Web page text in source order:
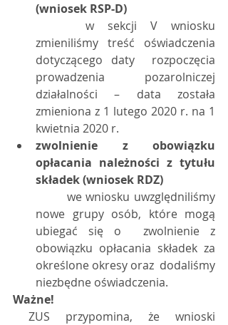
(wniosek RSP-D)
zmieniliśmy treść oświadczenia
dotyczącego daty  rozpoczęcia
prowadzenia pozarolniczej
działalności – data została
zmieniona z 1 lutego 2020 r. na 1
kwietnia 2020 r.
zwolnienie z obowiązku
opłacania należności z tytułu
składek (wniosek RDZ)
nowe grupy osób, które mogą
ubiegać się o  zwolnienie z
obowiązku opłacania składek za
określone okresy oraz  dodaliśmy
niezbędne oświadczenia.
Ważne!